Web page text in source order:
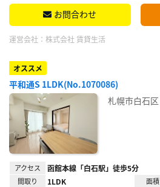
お問合わせ
運営会社： 株式会社 賃貸生活
オススメ
平和通S 1LDK(No.1070086)
札幌市白石区
アクセス 函館本線「白石駅」徒歩5分
間取り 1LDK 面積